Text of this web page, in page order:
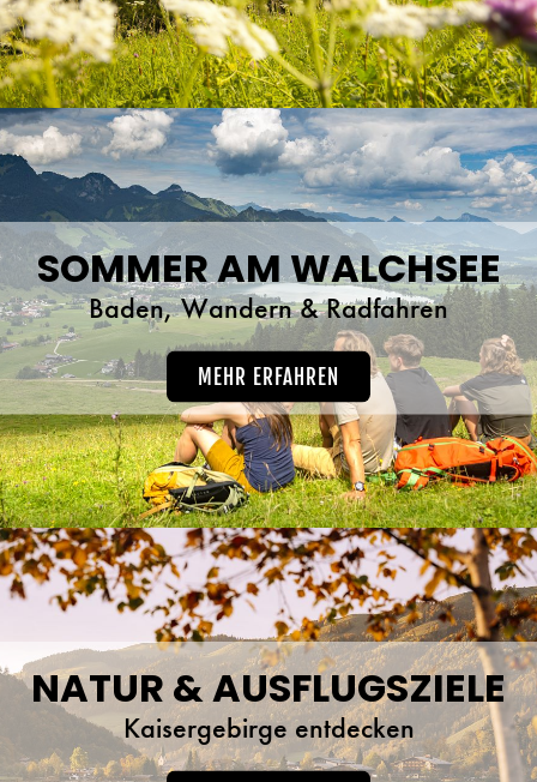
SOMMER AM WALCHSEE
Baden, Wandern & Radfahren
MEHR ERFAHREN
NATUR & AUSFLUGSZIELE
Kaisergebirge entdecken